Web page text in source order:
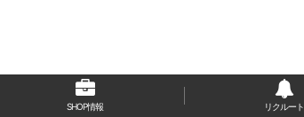
SHOP情報 リクルート